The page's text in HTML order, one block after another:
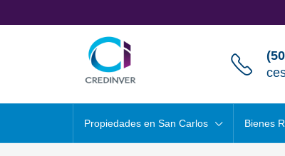
Propiedades en San Carlos Bienes